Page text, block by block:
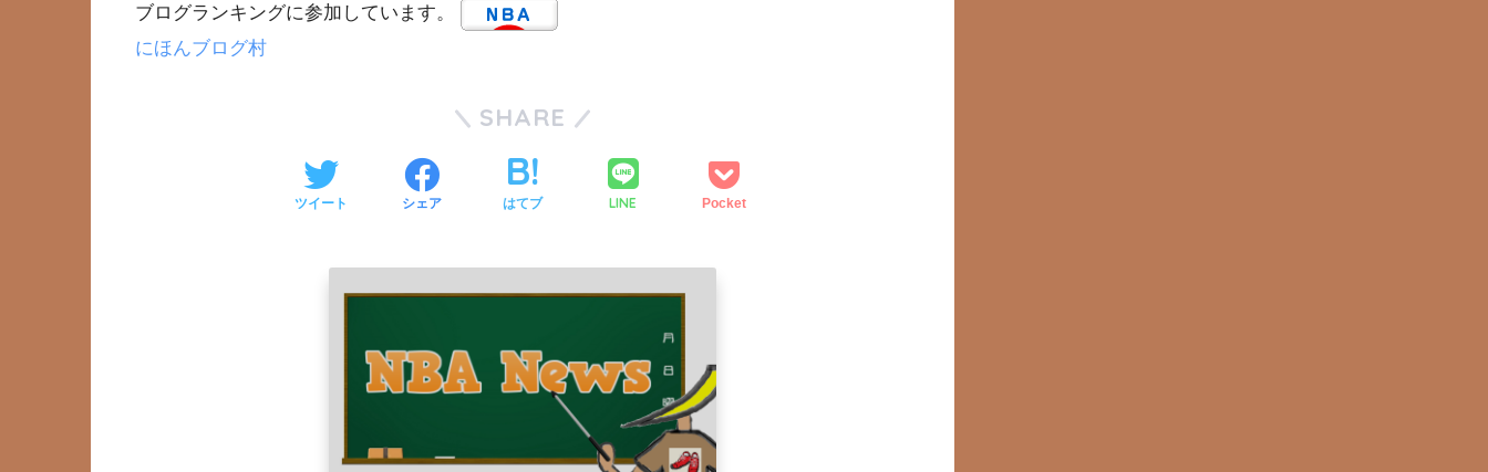
ブログランキングに参加しています。
にほんブログ村
SHARE
ツイート シェア はてブ LINE Pocket